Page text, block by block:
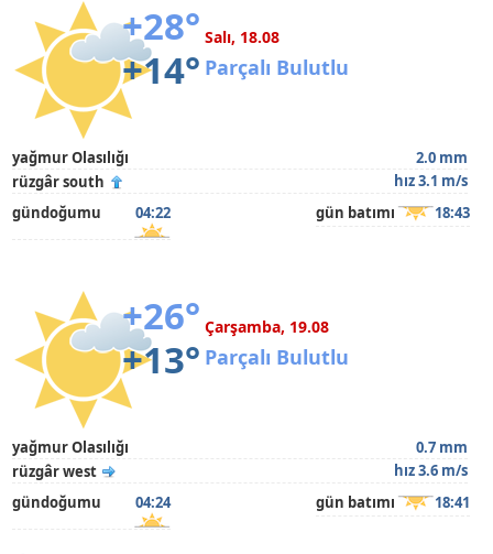
+28°
+14°
Salı, 18.08
Parçalı Bulutlu
yağmur Olasılığı
2.0 mm
rüzgâr south
hız 3.1 m/s
gündoğumu
04:22 gün batımı 18:43
+26°
+13°
Çarşamba, 19.08
Parçalı Bulutlu
yağmur Olasılığı
0.7 mm
rüzgâr west
hız 3.6 m/s
gündoğumu
04:24 gün batımı 18:41